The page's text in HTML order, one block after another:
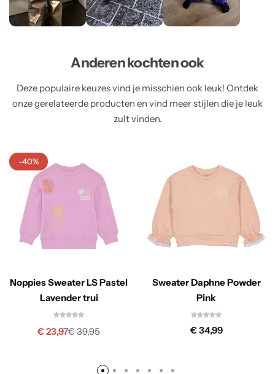
Anderen kochten ook
Deze populaire keuzes vind je misschien ook leuk! Ontdek
onze gerelateerde producten en vind meer stijlen die je leuk
zult vinden.
-40%
Noppies Sweater LS Pastel
Lavender trui
€39,95
€ 23,97
Sweater Daphne Powder
Pink
€ 34,99